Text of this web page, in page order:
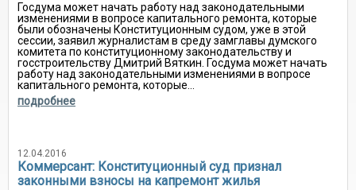
Госдума может начать работу над законодательными
изменениями в вопросе капитального ремонта, которые
были обозначены Конституционным судом, уже в этой
сессии, заявил журналистам в среду замглавы думского
комитета по конституционному законодательству и
госстроительству Дмитрий Вяткин. Госдума может начать
работу над законодательными изменениями в вопросе
капитального ремонта, которые...
подробнее
12.04.2016
Коммерсант: Конституционный суд признал
законными взносы на капремонт жилья